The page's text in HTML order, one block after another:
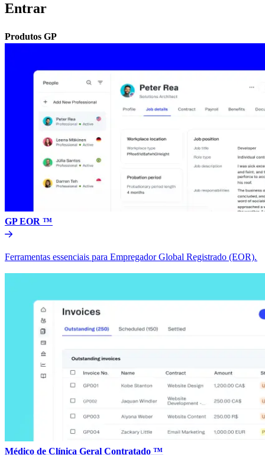
Entrar​​
Produtos GP​​
GP EOR ™​​
Ferramentas essenciais para Empregador Global Registrado (EOR).​​
Médico de Clínica Geral Contratado ™​​